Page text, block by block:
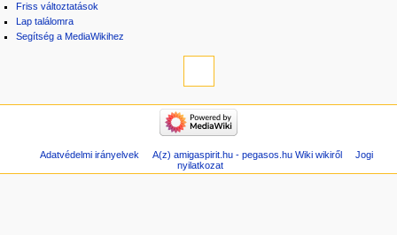
Friss változtatások
Lap találomra
Segítség a MediaWikihez
Adatvédelmi irányelvek A(z) amigaspirit.hu - pegasos.hu Wiki wikiről
Jogi
nyilatkozat